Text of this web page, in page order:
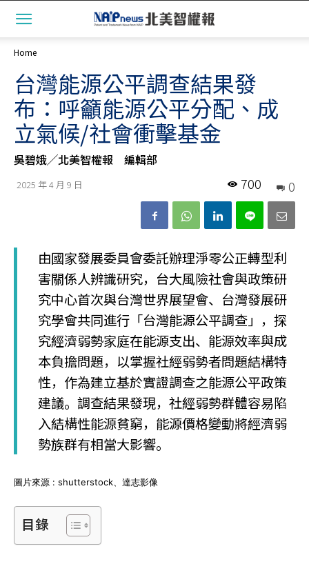
Home
台灣能源公平調查結果發
布：呼籲能源公平分配、成
立氣候/社會衝擊基金
吳碧娥╱北美智權報 編輯部
2025 年 4 月 9 日 0
700
由國家發展委員會委託辦理淨零公正轉型利
害關係人辨識研究，台大風險社會與政策研
究中心首次與台灣世界展望會、台灣發展研
究學會共同進行「台灣能源公平調查」，探
究經濟弱勢家庭在能源支出、能源效率與成
本負擔問題，以掌握社經弱勢者問題結構特
性，作為建立基於實證調查之能源公平政策
建議。調查結果發現，社經弱勢群體容易陷
入結構性能源貧窮，能源價格變動將經濟弱
勢族群有相當大影響。
圖片來源 : shutterstock、達志影像
目錄